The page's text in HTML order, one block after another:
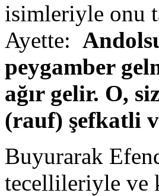
isimleriyle onu
Ayette:
peygamber
ağır gelir. O,
(rauf) şefkatli
Buyurarak
tecellileriyle ve